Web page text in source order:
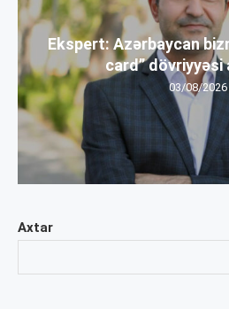
Axtar
Ekspert: Azərbaycan
card” dövriyyəsi
03/08/2026